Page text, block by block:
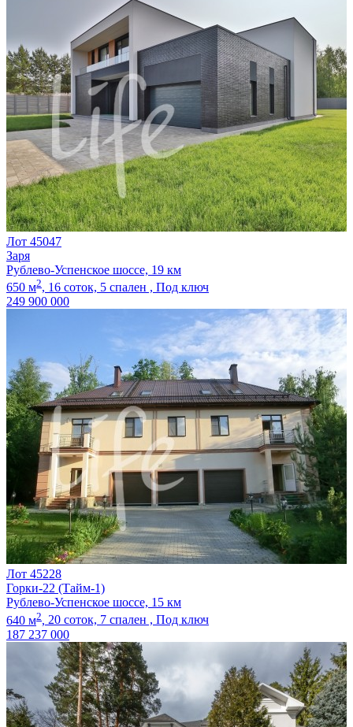
Лот 45047
Заря
Рублево-Успенское шоссе, 19 км
650 м2, 16 соток, 5 спален , Под ключ
249 900 000
Лот 45228
Горки-22 (Тайм-1)
Рублево-Успенское шоссе, 15 км
640 м2, 20 соток, 7 спален , Под ключ
187 237 000